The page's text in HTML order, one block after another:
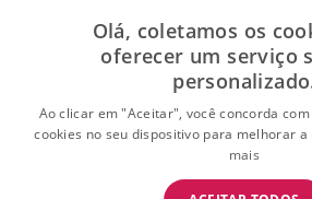
BAIXE O APP
Olá, coletamos os
oferecer um serviço
Ao clicar em "Aceitar", você concorda
cookies no seu dispositivo para melhorar a
mais